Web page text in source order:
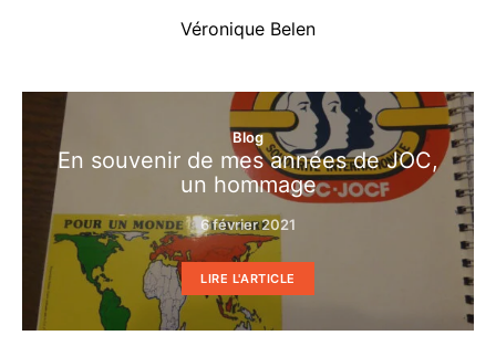
Véronique Belen
Blog
En souvenir de mes années de JOC,
un hommage
6 février 2021
LIRE L'ARTICLE